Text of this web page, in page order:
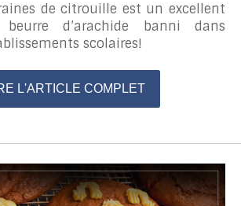
de citrouille est un excellent
d’arachide banni dans
scolaires!
L'ARTICLE COMPLET